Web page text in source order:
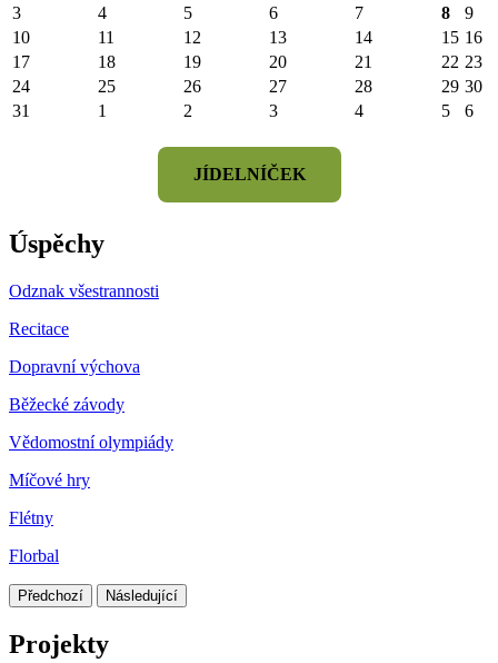
3 4 5 6 7 8
9
10
11 12 13 14 15 16
17
18 19 20 21 22 23
24
25 26 27 28 29 30
31
1 2 3 4 5 6
JÍDELNÍČEK
Úspěchy
Odznak všestrannosti
Recitace
Dopravní výchova
Běžecké závody
Vědomostní olympiády
Míčové hry
Flétny
Florbal
Předchozí Následující
Projekty